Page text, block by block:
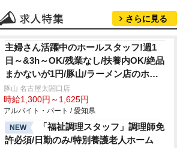
さらに見る
主婦さん活躍中のホールスタッフ!週1
日～&3h～OK/残業なし/扶養内OK/絶品
まかないが1円/豚山/ラーメン店のホー
ル
豚山 名古屋太閤口店
時給1,300円～1,625円
アルバイト・パート / 愛知県
NEW
「福祉調理スタッフ」調理師免
許必須/日勤のみ/特別養護老人ホーム